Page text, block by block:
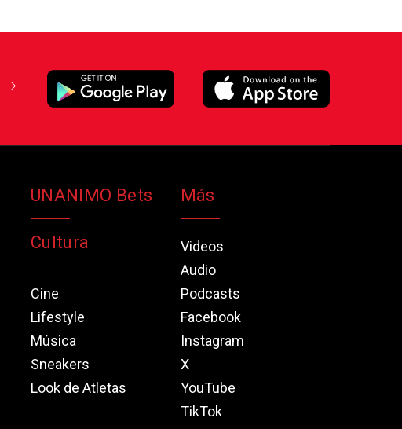
UNANIMO Bets
Cultura
Cine
Lifestyle
Música
Sneakers
Look de Atletas
Más
Videos
Audio
Podcasts
Facebook
Instagram
X
YouTube
TikTok